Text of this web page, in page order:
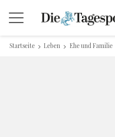
Startseite Leben Ehe und Familie